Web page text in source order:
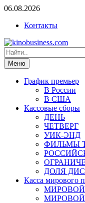
06.08.2026
Контакты
Меню
График премьер
В России
В США
Кассовые сборы
ДЕНЬ
ЧЕТВЕРГ
УИК-ЭНД
ФИЛЬМЫ
ДОЛЯ
Касса мирового
МИРОВОЙ